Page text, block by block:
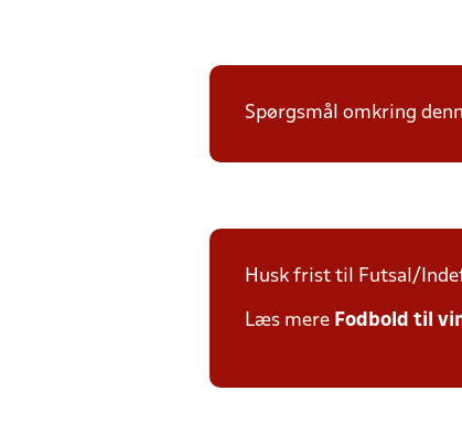
Spørgsmål omkring
Husk frist til Futsal/
Læs mere Fodbold til